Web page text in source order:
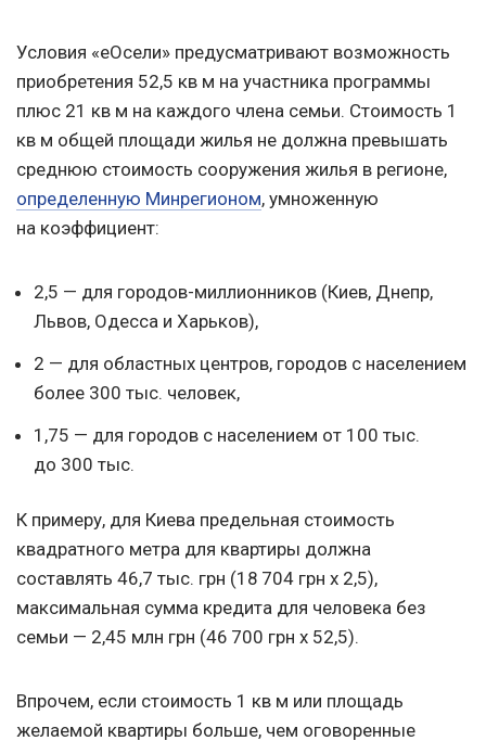
Условия «еОсели» предусматривают возможность
приобретения 52,5 кв м на участника программы
плюс 21 кв м на каждого члена семьи. Стоимость 1
кв м общей площади жилья не должна превышать
среднюю стоимость сооружения жилья в регионе,
определенную Минрегионом, умноженную
на коэффициент:
2,5 — для городов-миллионников (Киев, Днепр,
Львов, Одесса и Харьков),
2 — для областных центров, городов с населением
более 300 тыс. человек,
1,75 — для городов с населением от 100 тыс.
до 300 тыс.
К примеру, для Киева предельная стоимость
квадратного метра для квартиры должна
составлять 46,7 тыс. грн (18 704 грн х 2,5),
максимальная сумма кредита для человека без
семьи — 2,45 млн грн (46 700 грн х 52,5).
Впрочем, если стоимость 1 кв м или площадь
желаемой квартиры больше, чем оговоренные